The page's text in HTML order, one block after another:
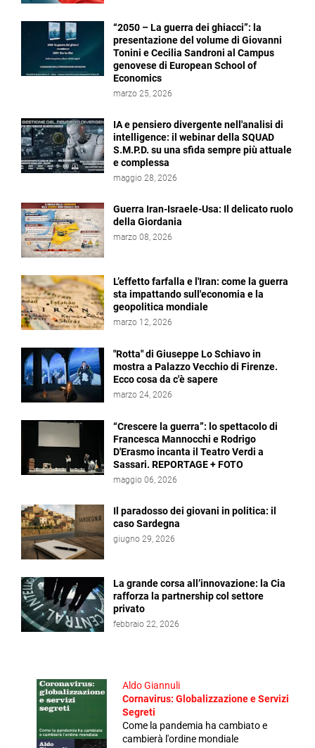
“2050 – La guerra dei ghiacci”: la
presentazione del volume di Giovanni
Tonini e Cecilia Sandroni al Campus
genovese di European School of
Economics
marzo 25, 2026
IA e pensiero divergente nell'analisi di
intelligence: il webinar della SQUAD
S.M.P.D. su una sfida sempre più attuale
e complessa
maggio 28, 2026
Guerra Iran-Israele-Usa: Il delicato ruolo
della Giordania
marzo 08, 2026
L’effetto farfalla e l'Iran: come la guerra
sta impattando sull'economia e la
geopolitica mondiale
marzo 12, 2026
"Rotta" di Giuseppe Lo Schiavo in
mostra a Palazzo Vecchio di Firenze.
Ecco cosa da c'è sapere
marzo 24, 2026
“Crescere la guerra”: lo spettacolo di
Francesca Mannocchi e Rodrigo
D'Erasmo incanta il Teatro Verdi a
Sassari. REPORTAGE + FOTO
maggio 06, 2026
Il paradosso dei giovani in politica: il
caso Sardegna
giugno 29, 2026
La grande corsa all’innovazione: la Cia
rafforza la partnership col settore
privato
febbraio 22, 2026
Aldo Giannuli
Cornavirus: Globalizzazione e Servizi
Segreti
Come la pandemia ha cambiato e
cambierà l'ordine mondiale